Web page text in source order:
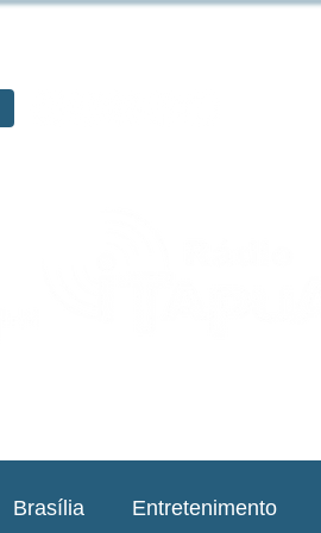
Brasília Entretenimento